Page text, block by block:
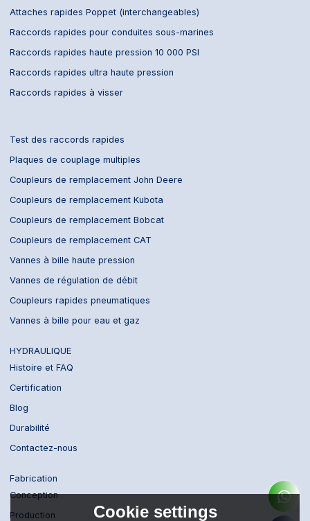
Attaches rapides Poppet (interchangeables)
Raccords rapides pour conduites sous-marines
Raccords rapides haute pression 10 000 PSI
Raccords rapides ultra haute pression
Raccords rapides à visser
Test des raccords rapides
Plaques de couplage multiples
Coupleurs de remplacement John Deere
Coupleurs de remplacement Kubota
Coupleurs de remplacement Bobcat
Coupleurs de remplacement CAT
Vannes à bille haute pression
Vannes de régulation de débit
Coupleurs rapides pneumatiques
Vannes à bille pour eau et gaz
HYDRAULIQUE
Histoire et FAQ
Certification
Blog
Durabilité
Contactez-nous
Fabrication
Conception
Production
Cookie settings